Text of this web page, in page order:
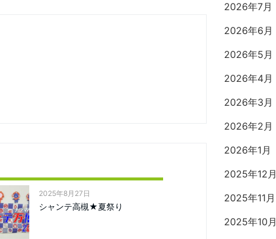
2025年8月27日
シャンテ高槻★夏祭り
2026年7月
2026年6月
2026年5月
2026年4月
2026年3月
2026年2月
2026年1月
2025年12月
2025年11月
2025年10月